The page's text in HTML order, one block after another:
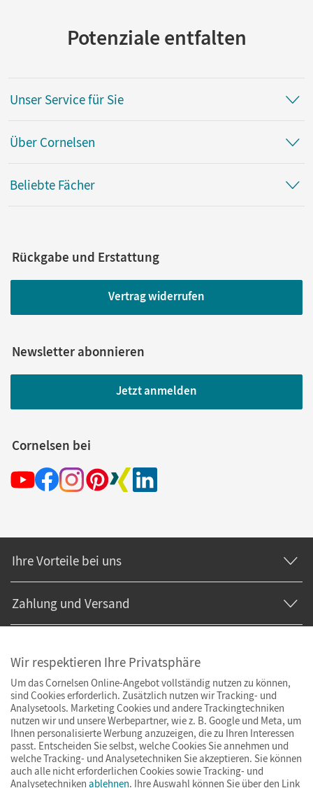
Potenziale entfalten
Unser Service für Sie
Über Cornelsen
Beliebte Fächer
Rückgabe und Erstattung
Vertrag widerrufen
Newsletter abonnieren
Jetzt anmelden
Cornelsen bei
Ihre Vorteile bei uns
Zahlung und Versand
Wir respektieren Ihre Privatsphäre
Um das Cornelsen Online-Angebot vollständig nutzen zu können,
sind Cookies erforderlich. Zusätzlich nutzen wir Tracking- und
Analysetools. Marketing Cookies und andere Trackingtechniken
nutzen wir und unsere Werbepartner, wie z. B. Google und Meta, um
Ihnen personalisierte Werbung anzuzeigen, die zu Ihren Interessen
passt. Entscheiden Sie selbst, welche Cookies Sie annehmen und
welche Tracking- und Analysetechniken Sie akzeptieren. Sie können
auch alle nicht erforderlichen Cookies sowie Tracking- und
Analysetechniken ablehnen. Ihre Auswahl können Sie über den Link